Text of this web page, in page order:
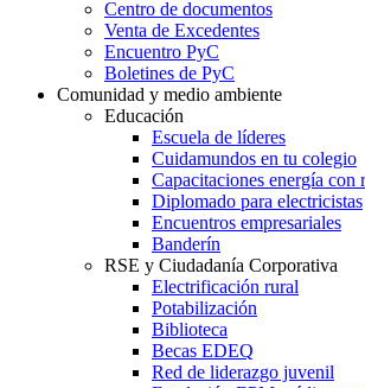
Centro de documentos
Venta de Excedentes
Encuentro PyC
Boletines de PyC
Comunidad y medio ambiente
Educación
Escuela de líderes
Cuidamundos en tu colegio
Capacitaciones energía con
Diplomado para electricistas
Encuentros empresariales
Banderín
RSE y Ciudadanía Corporativa
Electrificación rural
Potabilización
Biblioteca
Becas EDEQ
Red de liderazgo juvenil